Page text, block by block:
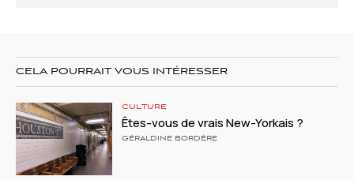
CELA POURRAIT VOUS INTÉRESSER
CULTURE
Êtes-vous de vrais New-Yorkais ?
GÉRALDINE BORDÈRE